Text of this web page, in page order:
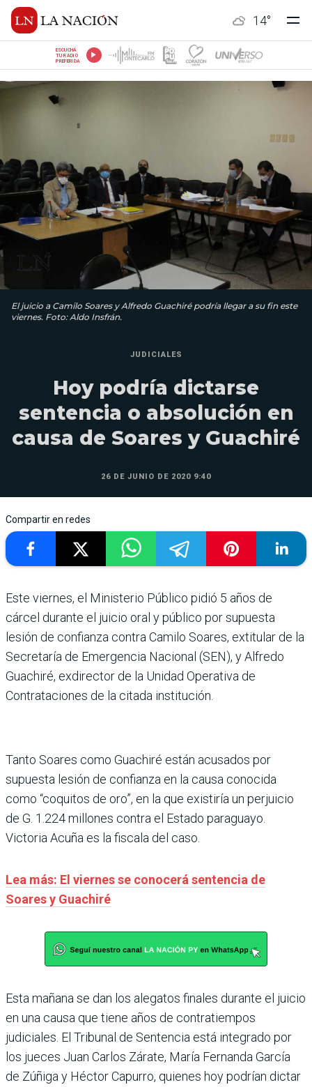
14°
ESCUCHÁ
TU RADIO
PREFERIDA
El juicio a Camilo Soares y Alfredo Guachiré podría llegar a su fin este
viernes. Foto: Aldo Insfrán.
JUDICIALES
Hoy podría dictarse
sentencia o absolución en
causa de Soares y Guachiré
26 DE JUNIO DE 2020 9:40
Compartir en redes
Este viernes, el Ministerio Público pidió 5 años de
cárcel durante el juicio oral y público por supuesta
lesión de confianza contra Camilo Soares, extitular de la
Secretaría de Emergencia Nacional (SEN), y Alfredo
Guachiré, exdirector de la Unidad Operativa de
Contrataciones de la citada institución.
Tanto Soares como Guachiré están acusados por
supuesta lesión de confianza en la causa conocida
como “coquitos de oro”, en la que existiría un perjuicio
de G. 1.224 millones contra el Estado paraguayo.
Victoria Acuña es la fiscala del caso.
Lea más: El viernes se conocerá sentencia de
Soares y Guachiré
Esta mañana se dan los alegatos finales durante el juicio
en una causa que tiene años de contratiempos
judiciales. El Tribunal de Sentencia está integrado por
los jueces Juan Carlos Zárate, María Fernanda García
de Zúñiga y Héctor Capurro, quienes hoy podrían dictar